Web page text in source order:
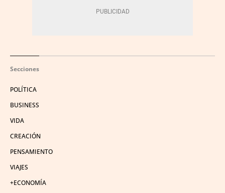
Secciones
POLÍTICA
BUSINESS
VIDA
CREACIÓN
PENSAMIENTO
VIAJES
+ECONOMÍA